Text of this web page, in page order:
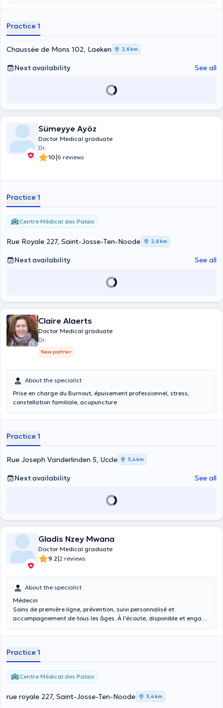
Practice 1
Chaussée de Mons 102, Laeken 2,6 km
Next availability See all
Sümeyye Ayöz
Doctor Medical graduate
Dr.
10|6 reviews
Practice 1
Centre Médical des Palais
Rue Royale 227, Saint-Josse-Ten-Noode 2,6 km
Next availability See all
Claire Alaerts
Doctor Medical graduate
Dr.
New partner
About the specialist
Prise en charge du Burnout, épuisement professionnel, stress,
constellation familiale, acupuncture
Practice 1
Rue Joseph Vanderlinden 5, Uccle 3,4 km
Next availability See all
Gladis Nzey Mwana
Doctor Medical graduate
9.2|2 reviews
About the specialist
Médecin
Soins de première ligne, prévention, suivi personnalisé et
accompagnement de tous les âges. À l'écoute, disponible et engagé
Practice 1
Centre Médical des Palais
rue royale 227, Saint-Josse-Ten-Noode 3,4 km